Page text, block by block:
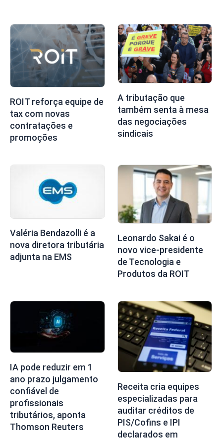
ROIT reforça equipe de
tax com novas
contratações e
promoções
A tributação que
também senta à mesa
das negociações
sindicais
Valéria Bendazolli é a
nova diretora tributária
adjunta na EMS
Leonardo Sakai é o
novo vice-presidente
de Tecnologia e
Produtos da ROIT
IA pode reduzir em 1
ano prazo julgamento
confiável de
profissionais
tributários, aponta
Thomson Reuters
Receita cria equipes
especializadas para
auditar créditos de
PIS/Cofins e IPI
declarados em